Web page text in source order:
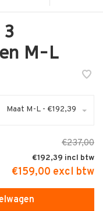
M-L
Maat M-L - €192,39
€237,00
€192,39
€159,00 excl btw